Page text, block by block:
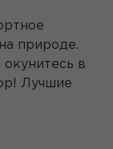
природе.
в
Лучшие